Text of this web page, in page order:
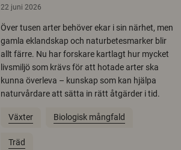
22 juni 2026
Över tusen arter behöver ekar i sin närhet, men
gamla eklandskap och naturbetesmarker blir
allt färre. Nu har forskare kartlagt hur mycket
livsmiljö som krävs för att hotade arter ska
kunna överleva – kunskap som kan hjälpa
naturvårdare att sätta in rätt åtgärder i tid.
Växter Biologisk mångfald
Träd